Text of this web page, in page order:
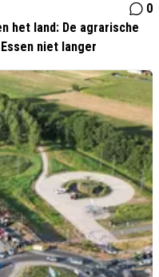
0
het land: De agrarische
niet langer